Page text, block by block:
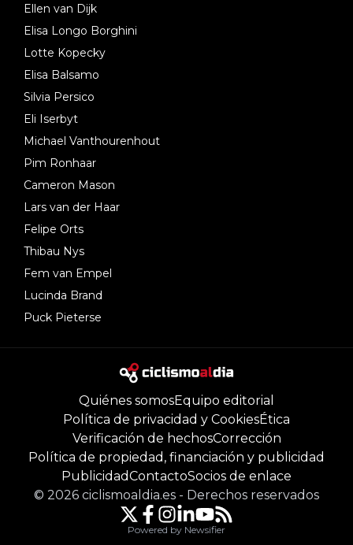
Ellen van Dijk
Elisa Longo Borghini
Lotte Kopecky
Elisa Balsamo
Silvia Persico
Eli Iserbyt
Michael Vanthourenhout
Pim Ronhaar
Cameron Mason
Lars van der Haar
Felipe Orts
Thibau Nys
Fem van Empel
Lucinda Brand
Puck Pieterse
Quiénes somosEquipo editorial
Política de privacidad y CookiesÉtica
Verificación de hechosCorrección
Política de propiedad, financiación y publicidad
PublicidadContactoSocios de enlace
© 2026 ciclismoaldia.es - Derechos reservados
Powered by Newsifier